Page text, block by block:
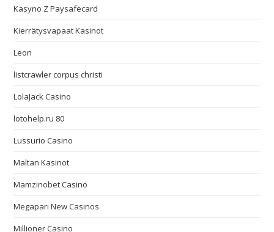
Kasyno Z Paysafecard
Kierrätysvapaat Kasinot
Leon
listcrawler corpus christi
LolaJack Casino
lotohelp.ru 80
Lussurio Casino
Maltan Kasinot
Mamzinobet Casino
Megapari New Casinos
Millioner Casino